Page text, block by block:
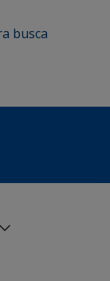
busca